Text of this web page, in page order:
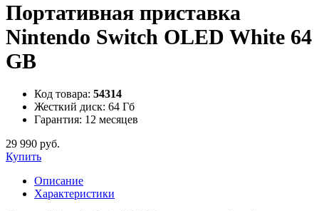
Портативная приставка
Nintendo Switch OLED White 64
GB
Код товара: 54314
Жесткий диск: 64 Гб
Гарантия: 12 месяцев
29 990 руб.
Купить
Описание
Характеристики